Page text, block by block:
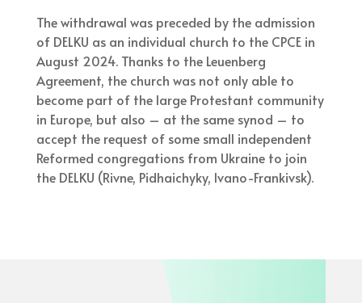
The withdrawal was preceded by the admission
of DELKU as an individual church to the CPCE in
August 2024. Thanks to the Leuenberg
Agreement, the church was not only able to
become part of the large Protestant community
in Europe, but also – at the same synod – to
accept the request of some small independent
Reformed congregations from Ukraine to join
the DELKU (Rivne, Pidhaichyky, Ivano-Frankivsk).